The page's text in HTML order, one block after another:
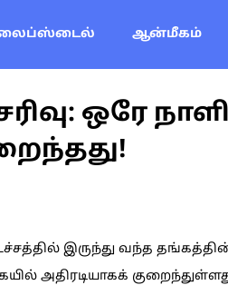
ஆன்மீகம்
ஒரே
இருந்து வந்த
அதிரடியாகக்